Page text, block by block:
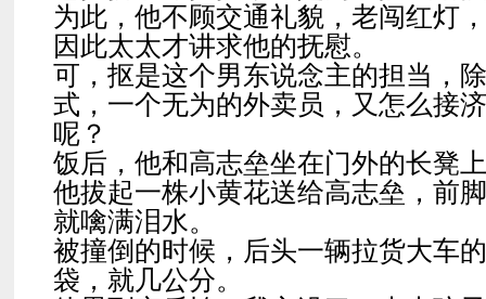
为此，他不顾交通礼貌，老闯红灯
因此太太才讲求他的抚慰。
可，抠是这个男东说念主的担当，
式，一个无为的外卖员，又怎么接
呢？
饭后，他和高志垒坐在门外的长凳
他拔起一株小黄花送给高志垒，前
就噙满泪水。
被撞倒的时候，后头一辆拉货大车
袋，就几公分。